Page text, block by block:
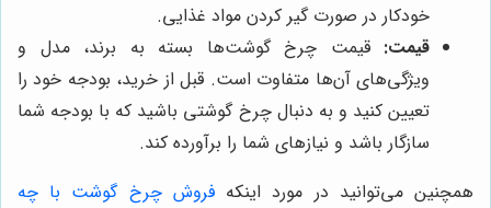
خودکار در صورت گیر کردن مواد غذایی.
قیمت: قیمت چرخ گوشت‌ها بسته به برند، مدل و
ویژگی‌های آن‌‌ها متفاوت است. قبل از خرید، بودجه خود را
تعیین کنید و به دنبال چرخ گوشتی باشید که با بودجه شما
سازگار باشد و نیازهای شما را برآورده کند.
همچنین می‌توانید در مورد اینکهفروش چرخ گوشت با چه